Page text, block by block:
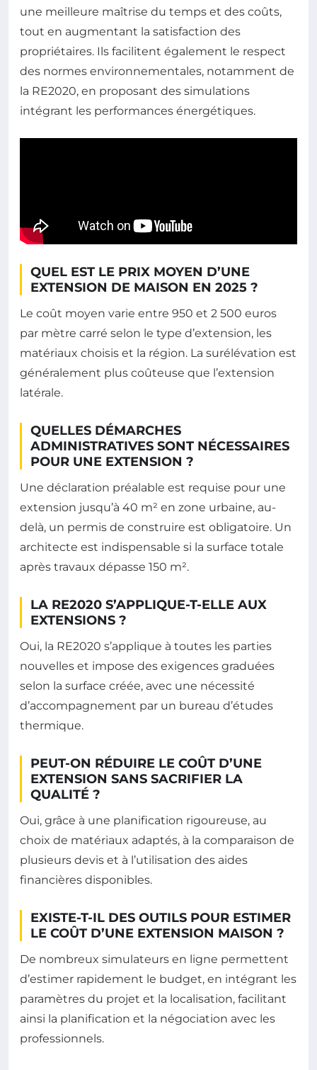
une meilleure maîtrise du temps et des coûts,
tout en augmentant la satisfaction des
propriétaires. Ils facilitent également le respect
des normes environnementales, notamment de
la RE2020, en proposant des simulations
intégrant les performances énergétiques.
QUEL EST LE PRIX MOYEN D’UNE
EXTENSION DE MAISON EN 2025 ?
Le coût moyen varie entre 950 et 2 500 euros
par mètre carré selon le type d’extension, les
matériaux choisis et la région. La surélévation est
généralement plus coûteuse que l’extension
latérale.
QUELLES DÉMARCHES
ADMINISTRATIVES SONT NÉCESSAIRES
POUR UNE EXTENSION ?
Une déclaration préalable est requise pour une
extension jusqu’à 40 m² en zone urbaine, au-
delà, un permis de construire est obligatoire. Un
architecte est indispensable si la surface totale
après travaux dépasse 150 m².
LA RE2020 S’APPLIQUE-T-ELLE AUX
EXTENSIONS ?
Oui, la RE2020 s’applique à toutes les parties
nouvelles et impose des exigences graduées
selon la surface créée, avec une nécessité
d’accompagnement par un bureau d’études
thermique.
PEUT-ON RÉDUIRE LE COÛT D’UNE
EXTENSION SANS SACRIFIER LA
QUALITÉ ?
Oui, grâce à une planification rigoureuse, au
choix de matériaux adaptés, à la comparaison de
plusieurs devis et à l’utilisation des aides
financières disponibles.
EXISTE-T-IL DES OUTILS POUR ESTIMER
LE COÛT D’UNE EXTENSION MAISON ?
De nombreux simulateurs en ligne permettent
d’estimer rapidement le budget, en intégrant les
paramètres du projet et la localisation, facilitant
ainsi la planification et la négociation avec les
professionnels.